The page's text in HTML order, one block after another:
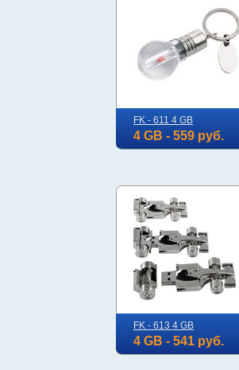
FK - 611 4 GB
4 GB - 559 руб.
FK - 613 4 GB
4 GB - 541 руб.